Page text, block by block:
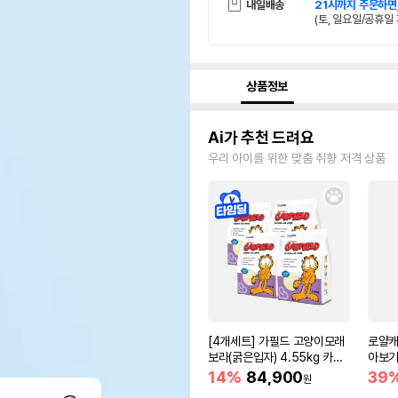
내일배송
21시까지 주문하
(토, 일요일/공휴일
상품정보
Ai가 추천 드려요
우리 아이를 위한 맞춤 취향 저격 상품
[4개세트] 가필드 고양이모래
보라(굵은입자) 4.55kg 카사
바모래
14% 84,900원
로얄
아보